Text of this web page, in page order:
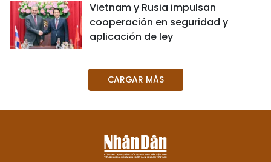
POLÍTICA
SOCIEDAD
SALUD - MEDIO AMBIENTE
CULTURA - ENTRETENIMIENTO
Vietnam y Rusia impulsan
cooperación en seguridad y
aplicación de ley
CARGAR MÁS